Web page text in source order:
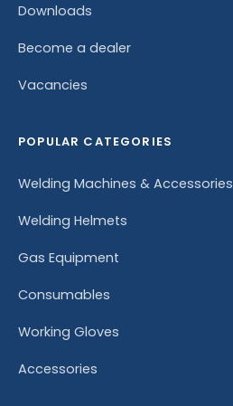
Downloads
Become a dealer
Vacancies
POPULAR CATEGORIES
Welding Machines & Accessories
Welding Helmets
Gas Equipment
Consumables
Working Gloves
Accessories